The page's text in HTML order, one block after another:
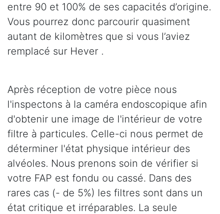
entre 90 et 100% de ses capacités d’origine.
Vous pourrez donc parcourir quasiment
autant de kilomètres que si vous l’aviez
remplacé sur Hever .
Après réception de votre pièce nous
l'inspectons à la caméra endoscopique afin
d'obtenir une image de l'intérieur de votre
filtre à particules. Celle-ci nous permet de
déterminer l'état physique intérieur des
alvéoles. Nous prenons soin de vérifier si
votre FAP est fondu ou cassé. Dans des
rares cas (- de 5%) les filtres sont dans un
état critique et irréparables. La seule